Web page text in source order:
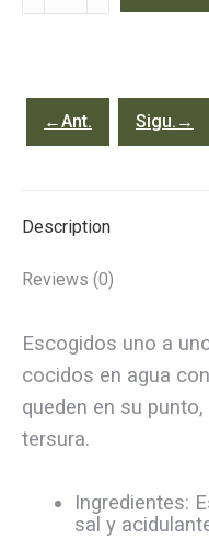
de
uds.
quantity
←Ant. Sigu.→
Description
Reviews (0)
Escogidos uno a
cocidos en agua
queden en su
tersura.
Ingredientes:
sal y